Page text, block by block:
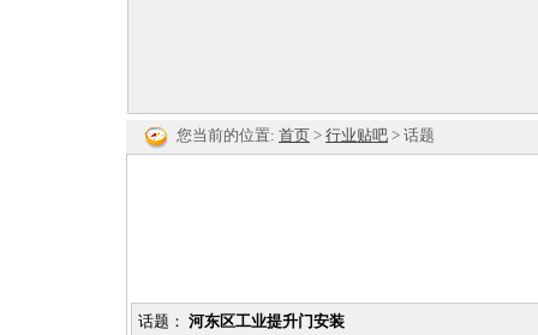
您当前的位置: 首页 > 行业贴吧 > 话题
话题： 河东区工业提升门安装